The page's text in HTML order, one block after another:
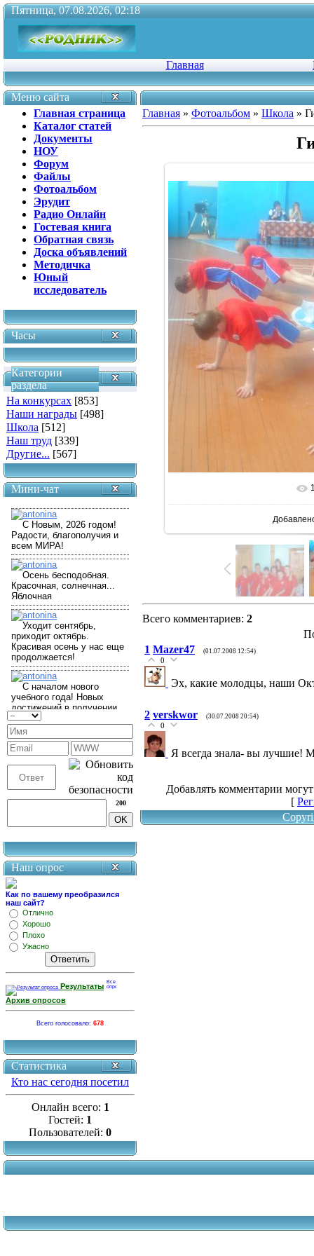
Пятница, 07.08.2026, 02:18
Главная
Меню сайта
Главная страница
Каталог статей
Документы
НОУ
Форум
Файлы
Фотоальбом
Эрудит
Радио Онлайн
Гостевая книга
Обратная связь
Доска объявлений
Методичка
Юный
исследователь
Часы
Категории
раздела
На конкурсах [853]
Наши награды [498]
Школа [512]
Наш труд [339]
Другие... [567]
Мини-чат
200
Наш опрос
Как по вашему преобразился
наш сайт?
Отлично
Хорошо
Плохо
Ужасно
Результаты
Архив опросов
Всего голосовало: 678
Статистика
Кто нас сегодня посетил
Онлайн всего: 1
Гостей: 1
Пользователей: 0
Главная » Фотоальбом » Школа »
В
Всего комментариев: 2
1 Mazer47 (01.07.2008 12:54)
0
Эх, какие молодцы, наши
2 verskwor (30.07.2008 20:54)
0
Я всегда знала- вы лучшие!
Добавлять комментарии
[